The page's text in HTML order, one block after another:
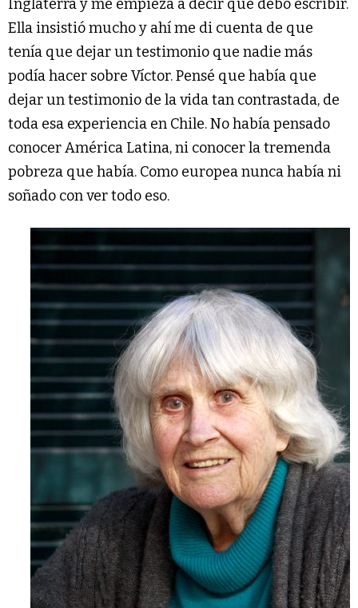
Inglaterra y me empieza a decir que debo escribir.
Ella insistió mucho y ahí me di cuenta de que
tenía que dejar un testimonio que nadie más
podía hacer sobre Víctor. Pensé que había que
dejar un testimonio de la vida tan contrastada, de
toda esa experiencia en Chile. No había pensado
conocer América Latina, ni conocer la tremenda
pobreza que había. Como europea nunca había ni
soñado con ver todo eso.